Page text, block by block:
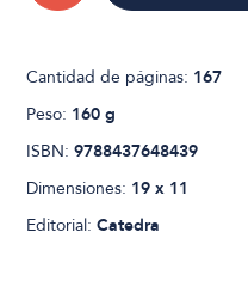
Cantidad de páginas: 167
Peso: 160 g
ISBN:9788437648439
Dimensiones: 19 x 11
Editorial:Catedra